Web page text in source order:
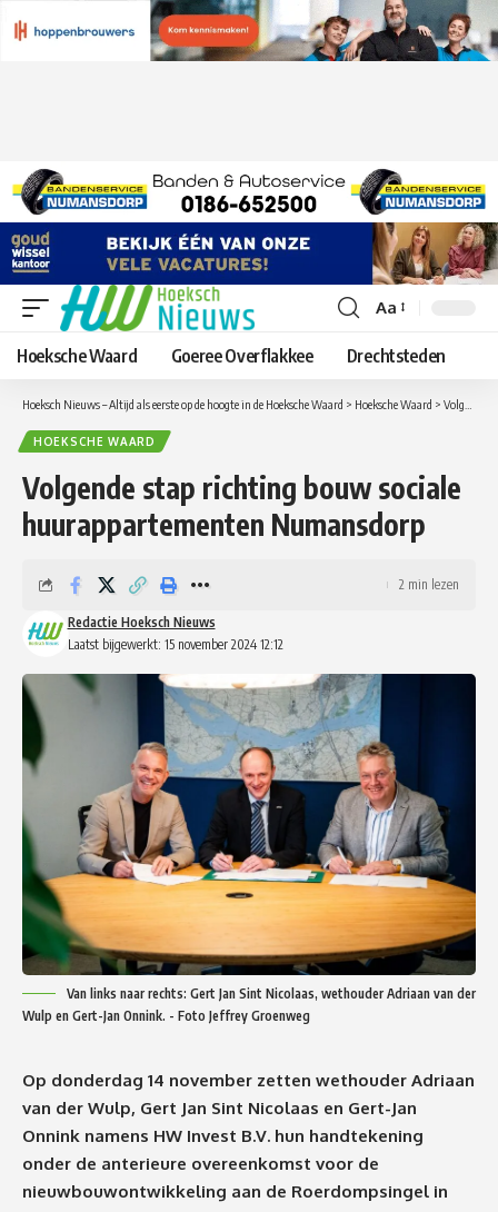
Lettergrootte
aanpassen
Aa
Hoeksche Waard Goeree Overflakkee Drechtsteden
Hoeksch Nieuws – Altijd als eerste op de hoogte in de Hoeksche Waard > Hoeksche Waard > Volgende stap richting bouw sociale huurappartementen Numansdorp
HOEKSCHE WAARD
Volgende stap richting bouw sociale
huurappartementen Numansdorp
Laatst bijgewerkt: 15 november 2024 12:12
Redactie Hoeksch Nieuws
2 min lezen
Van links naar rechts: Gert Jan Sint Nicolaas, wethouder Adriaan van der
Wulp en Gert-Jan Onnink. - Foto Jeffrey Groenweg
Op donderdag 14 november zetten wethouder Adriaan
van der Wulp, Gert Jan Sint Nicolaas en Gert-Jan
Onnink namens HW Invest B.V. hun handtekening
onder de anterieure overeenkomst voor de
nieuwbouwontwikkeling aan de Roerdompsingel in